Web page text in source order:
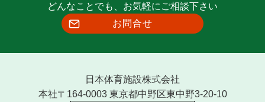
どんなことでも、お気軽にご相談下さい
お問合せ
日本体育施設株式会社
本社〒164-0003 東京都中野区東中野3-20-10